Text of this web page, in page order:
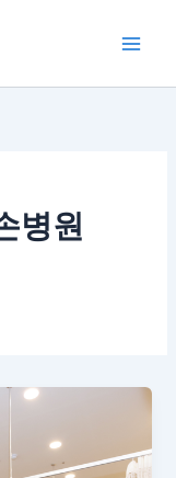
병원